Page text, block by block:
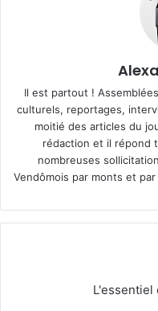
Il est partout !
culturels, reportages,
moitié des articles du
rédaction et il répond
nombreuses
Vendômois par monts et
L'essentiel